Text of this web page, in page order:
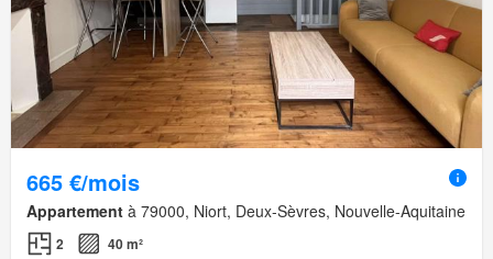
665 €/mois
Appartement à 79000, Niort, Deux-Sèvres, Nouvelle-Aquitaine
2 40 m²